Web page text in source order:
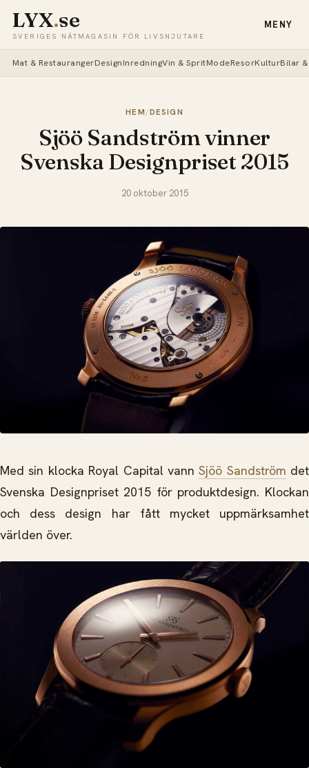
LYX.se
SVERIGES NÄTMAGASIN FÖR LIVSNJUTARE
MENY
Mat & RestaurangerDesignInredningVin & SpritModeResorKulturBilar
HEM/DESIGN
Sjöö Sandström vinner
Svenska Designpriset 2015
20 oktober 2015
Med sin klocka Royal Capital vannSjöö Sandström det
Svenska Designpriset 2015 för produktdesign. Klockan
och dess design har fått mycket uppmärksamhet
världen över.